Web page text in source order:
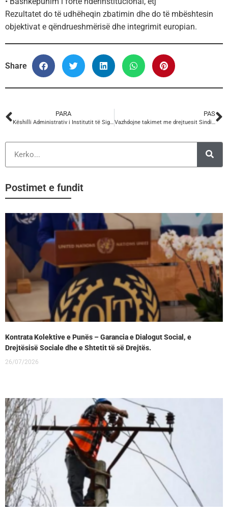
Rezultatet do të udhëheqin zbatimin dhe do të mbështesin
objektivat e qëndrueshmërisë dhe integrimit europian.
Share
PARA
Këshilli Administrativ i Institutit të Sigurimeve Shoqërore, zhvilloi sot mbledhjen e tij të rradhës
PAS
Vazhdojne takimet me drejtuesit Sindikal te OSHEE-Grup per zbatimin e Kontrates Kolektive te Punes.
Postimet e fundit
Kontrata Kolektive e Punës – Garancia e Dialogut Social, e
Drejtësisë Sociale dhe e Shtetit të së Drejtës.
26/07/2026